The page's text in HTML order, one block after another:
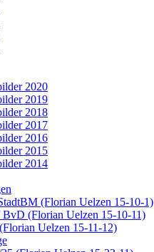
2020
2019
2018
2017
2016
2015
2014
(Florian Uelzen 15-10-1)
(Florian Uelzen 15-10-11)
Uelzen 15-11-12)